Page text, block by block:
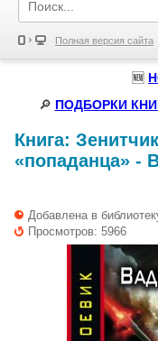
Полная версия сайта
🆕
🔎 ПОДБОРКИ
Книга:
«попаданца» -
Добавлена в
Просмотров: 5966